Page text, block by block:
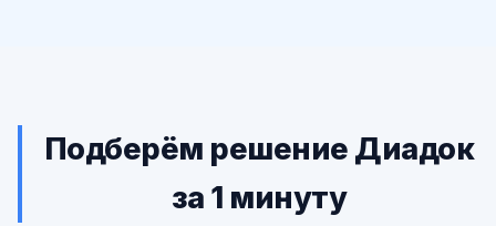
Подберём решение Диадок
за 1 минуту